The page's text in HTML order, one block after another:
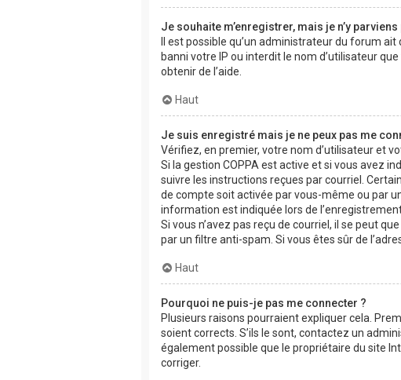
Je souhaite m’enregistrer, mais je n’y parviens
Il est possible qu’un administrateur du forum
banni votre IP ou interdit le nom d’utilisateur
obtenir de l’aide.
Haut
Je suis enregistré mais je ne peux pas me
Vérifiez, en premier, votre nom d’utilisateur et
Si la gestion COPPA est active et si vous avez
suivre les instructions reçues par courriel.
de compte soit activée par vous-même ou par
information est indiquée lors de
Si vous n’avez pas reçu de courriel, il se peut
par un filtre anti-spam. Si vous êtes sûr de
Haut
Pourquoi ne puis-je pas me connecter ?
Plusieurs raisons pourraient expliquer cela.
soient corrects. S’ils le sont, contactez un
également possible que le propriétaire du site
corriger.